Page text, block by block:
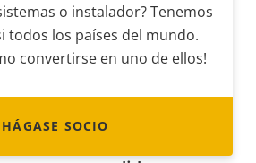
o instalador? Tenemos
todos los países del mundo.
convertirse en uno de ellos!
HÁGASE SOCIO